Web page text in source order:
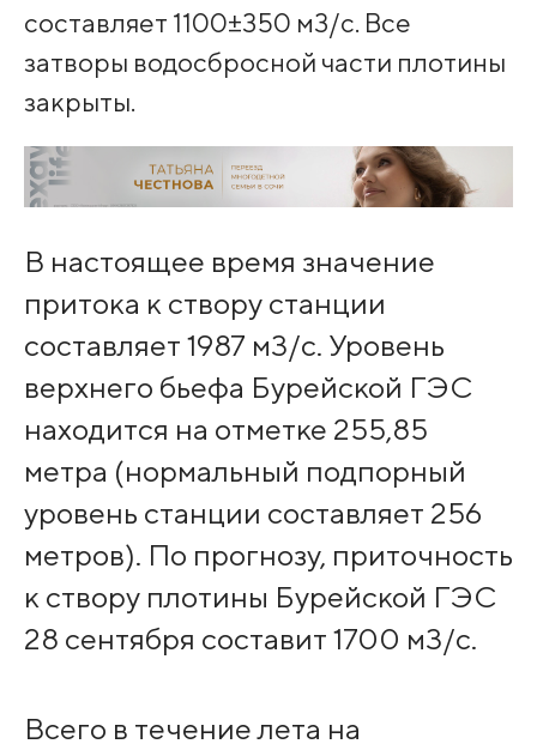
составляет 1100±350 м3/с. Все
затворы водосбросной части плотины
закрыты.
В настоящее время значение
притока к створу станции
составляет 1987 м3/с. Уровень
верхнего бьефа Бурейской ГЭС
находится на отметке 255,85
метра (нормальный подпорный
уровень станции составляет 256
метров). По прогнозу, приточность
к створу плотины Бурейской ГЭС
28 сентября составит 1700 м3/с.
Всего в течение лета на